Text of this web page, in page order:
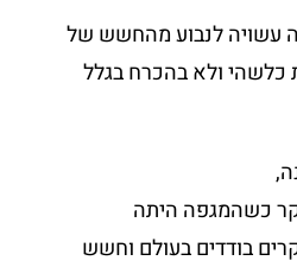
עשויה לנבוע מהחשש של
כלשהי ולא בהכרח בגלל
כשהמגפה היתה
בודדים בעולם וחשש